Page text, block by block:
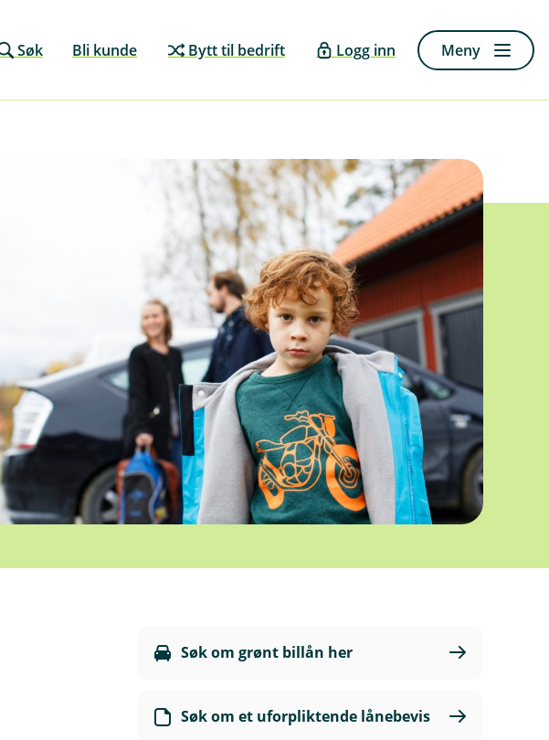
Søk Bli kunde Bytt til bedrift Logg inn Meny
Søk om grønt billån her
Søk om et uforpliktende lånebevis